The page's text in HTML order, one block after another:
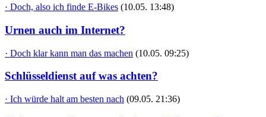
· Doch, also ich finde E-Bikes (10.05. 13:48)
Urnen auch im Internet?
· Doch klar kann man das machen (10.05. 09:25)
Schlüsseldienst auf was achten?
· Ich würde halt am besten nach (09.05. 21:36)